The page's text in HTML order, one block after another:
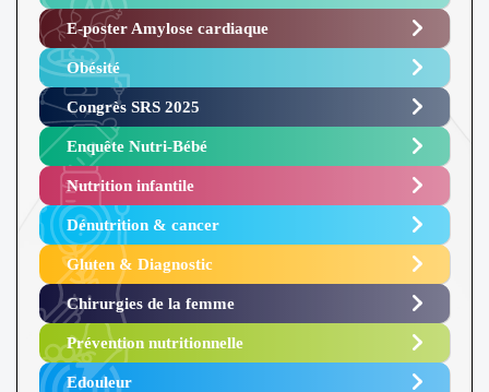
E-poster Amylose cardiaque ​
Obésité ​
Congrès SRS 2025 ​
Enquête Nutri-Bébé ​
Nutrition infantile
Dénutrition & cancer
Gluten & Diagnostic
Chirurgies de la femme
Prévention nutritionnelle
Edouleur​